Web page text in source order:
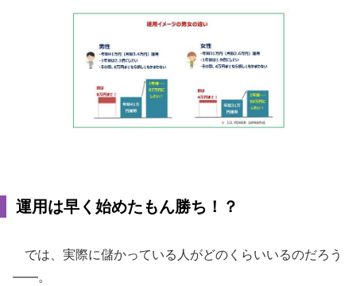
運用は早く始めたもん勝ち！？
では、実際に儲かっている人がどのくらいいるのだろう
――。